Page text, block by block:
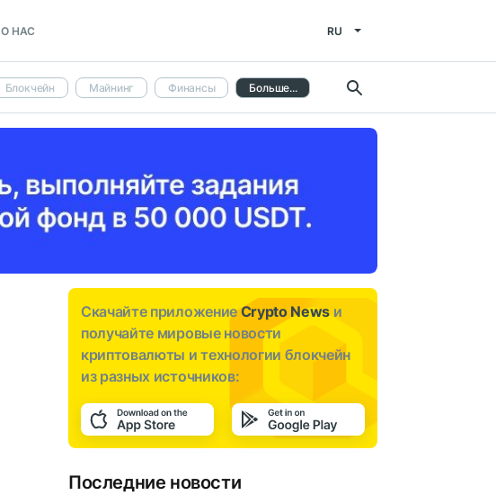
О НАС RU
Блокчейн Майнинг Финансы Больше...
Скачайте приложениеCrypto News и
получайте мировые новости
криптовалюты и технологии блокчейн
из разных источников:
Последние новости